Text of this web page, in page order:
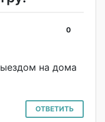
0
на дома
ОТВЕТИТЬ